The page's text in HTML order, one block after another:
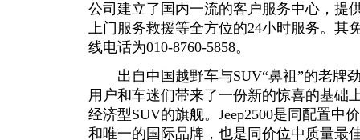
公司建立了国内一流的客户服务中心，提
上门服务救援等全方位的24小时服务。其
线电话为010-8760-5858。
出自中国越野车与SUV“鼻祖”的老牌
用户和车迷们带来了一份新的惊喜的基础
经济型SUV的旗舰。Jeep2500是同配置中
和唯一的国际品牌，也是同价位中质量最